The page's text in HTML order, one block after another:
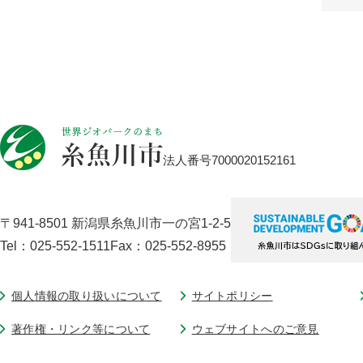
法人番号7000020152161
〒941-8501 新潟県糸魚川市一の宮1-2-5
Tel：025-552-1511Fax：025-552-8955
個人情報の取り扱いについて サイトポリシー
著作権・リンク等について ウェブサイトへのご意見